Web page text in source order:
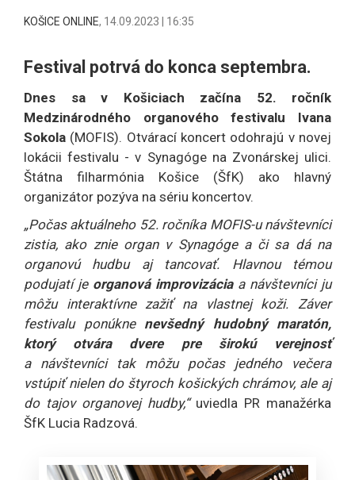
KOŠICE ONLINE, 14.09.2023 | 16:35
Festival potrvá do konca septembra.
Dnes sa v Košiciach začína 52. ročník
Medzinárodného organového festivalu Ivana
Sokola (MOFIS). Otvárací koncert odohrajú v novej
lokácii festivalu - v Synagóge na Zvonárskej ulici.
Štátna filharmónia Košice (ŠfK) ako hlavný
organizátor pozýva na sériu koncertov.
„Počas aktuálneho 52. ročníka MOFIS-u návštevníci
zistia, ako znie organ v Synagóge a či sa dá na
organovú hudbu aj tancovať. Hlavnou témou
podujatí je organová improvizácia a návštevníci ju
môžu interaktívne zažiť na vlastnej koži. Záver
festivalu ponúkne nevšedný hudobný maratón,
ktorý otvára dvere pre širokú verejnosť
a návštevníci tak môžu počas jedného večera
vstúpiť nielen do štyroch košických chrámov, ale aj
do tajov organovej hudby,“ uviedla PR manažérka
ŠfK Lucia Radzová.